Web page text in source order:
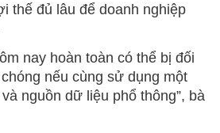
thế đủ lâu để doanh nghiệp
nay hoàn toàn có thể bị đối
nếu cùng sử dụng một
nguồn dữ liệu phổ thông”, bà